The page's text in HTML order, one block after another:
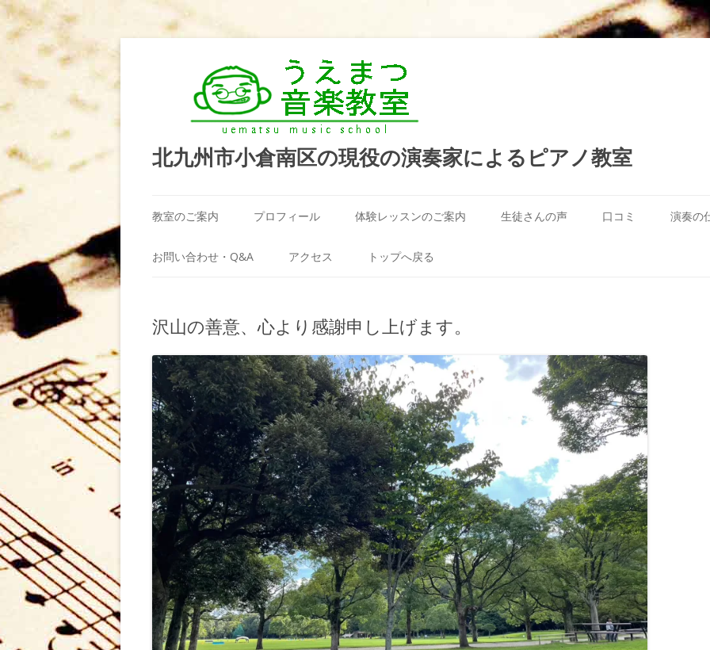
北九州市小倉南区の現役の演奏家によるピアノ教室
ン
テ
教室のご案内
うえまつ音楽教室が選ばれる理由
利用規約
プロフィール 体験レッスンのご案内 生徒さんの声 口コミ 演奏の
お問い合わせ・Q&A アクセス トップへ戻る
沢山の善意、心より感謝申し上げます。